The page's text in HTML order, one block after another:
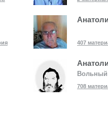
407
Вольный
708